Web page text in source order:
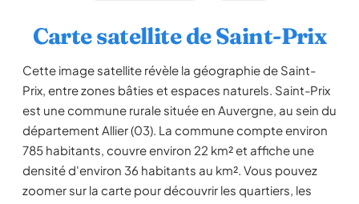
Carte satellite de Saint-Prix
Cette image satellite révèle la géographie de Saint-
Prix, entre zones bâties et espaces naturels. Saint-Prix
est une commune rurale située en Auvergne, au sein du
département Allier (03). La commune compte environ
785 habitants, couvre environ 22 km² et affiche une
densité d'environ 36 habitants au km². Vous pouvez
zoomer sur la carte pour découvrir les quartiers, les